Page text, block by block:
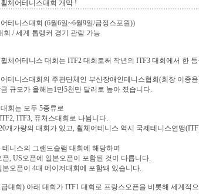
체어테니스대회 개막 !
테니스대회 (6월6일~6월9일/금정스포원))
회 / 세계 톱랭커 경기 관람 가능
체어테니스 대회는 ITF2 대회로써 작년의 ITF3 대회에서 한
테니스대회의 주관단체인 부산장애인테니스협회(회장 이종
규모가 올해는1만5천만 달러로 높아 졌습니다.
회는 모두 5종류로
ITF3, 퓨처스대회로 나뉨니다.
개가량의 대회가 있고, 휠체어테니스 역시 국제테니스연맹
니스의 그랜드슬램 대회에 해당하며
, US오픈에 일본오픈이 포함된 것이 다릅니다.
오픈이 4대 메이저대회에 포함돼 있습니다.
대회) 아래 대회가 ITF1 대회로 프랑스오픈을 비롯해 세계적